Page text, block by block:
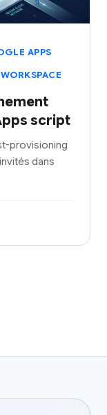
APPS
script
provisioning
dans